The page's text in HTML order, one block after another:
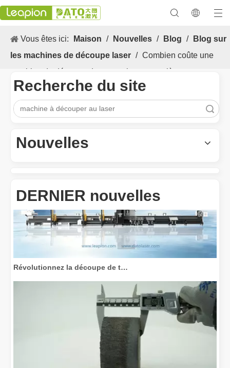
Vous êtes ici: Maison / Nouvelles / Blog /
Blog sur
les machines de découpe laser / Combien coûte une
machine de découpe de tuyaux laser complète
Recherche du site
Nouvelles
DERNIER nouvelles